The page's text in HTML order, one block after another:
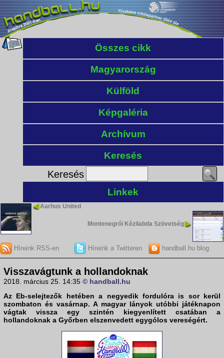
Összes cikk
Magyarország
Külföld
Képgaléria
Archívum
Keresés
Keresés
Linkek
Aarhus United
Montenegrói Kézilabda Szövetség
Híreink RSS-en Híreink a Twitteren handball.hu blog
Visszavágtunk a hollandoknak
2018. március 25. 14:35 © handball.hu
Az Eb-selejtezők hetében a negyedik fordulóra is sor kerül
szombaton és vasárnap. A magyar lányok utóbbi játéknapon
vágtak vissza egy szintén kiegyenlített csatában a
hollandoknak a Győrben elszenvedett egygólos vereségért.